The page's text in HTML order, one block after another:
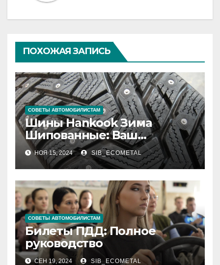
ПОХОЖАЯ ЗАПИСЬ
СОВЕТЫ АВТОМОБИЛИСТАМ
Шины Hankook Зима
Шипованные: Ваш
Надежный Партнёр на
Снежных Дорогах
НОЯ 15, 2024 SIB_ECOMETAL
СОВЕТЫ АВТОМОБИЛИСТАМ
Билеты ПДД: Полное
руководство
СЕН 19, 2024 SIB_ECOMETAL